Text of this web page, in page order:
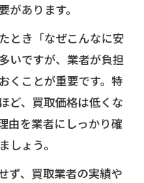
あります。
とき「なぜこんなに安
いですが、業者が負担
くことが重要です。特
ど、買取価格は低くな
由を業者にしっかり確
ょう。
ず、買取業者の実績や